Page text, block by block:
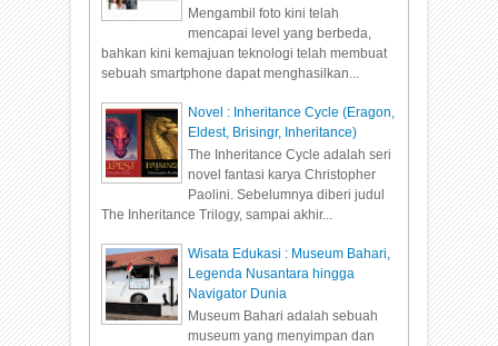
Mengambil foto kini telah
mencapai level yang berbeda,
bahkan kini kemajuan teknologi telah membuat
sebuah smartphone dapat menghasilkan...
Novel : Inheritance Cycle (Eragon,
Eldest, Brisingr, Inheritance)
The Inheritance Cycle adalah seri
novel fantasi karya Christopher
Paolini. Sebelumnya diberi judul
The Inheritance Trilogy, sampai akhir...
Wisata Edukasi : Museum Bahari,
Legenda Nusantara hingga
Navigator Dunia
Museum Bahari adalah sebuah
museum yang menyimpan dan